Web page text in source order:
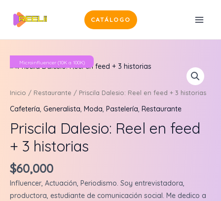
contenido
CATÁLOGO
Microinfluencer (10K a 100K)
Inicio / Restaurante / Priscila Dalesio: Reel en feed + 3 historias
Cafetería, Generalista, Moda, Pastelería, Restaurante
Priscila Dalesio: Reel en feed
+ 3 historias
$60,000
Influencer, Actuación, Periodismo. Soy entrevistadora,
productora, estudiante de comunicación social. Me dedico a